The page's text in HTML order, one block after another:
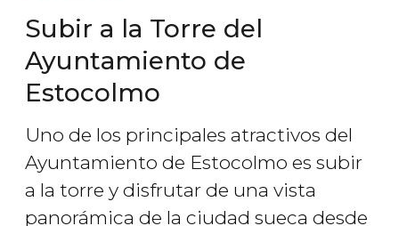
Subir a la Torre del
Ayuntamiento de
Estocolmo
Uno de los principales atractivos del
Ayuntamiento de Estocolmo es subir
a la torre y disfrutar de una vista
panorámica de la ciudad sueca desde